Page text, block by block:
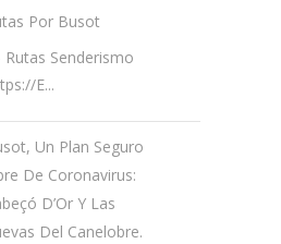
Por Busot
Rutas Senderismo
e...
Un Plan Seguro
De Coronavirus:
D’Or Y Las
Del Canelobre.